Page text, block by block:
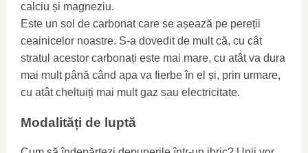
calciu și magneziu.
Este un sol de carbonat care se așează pe pereții
ceainicelor noastre. S-a dovedit de mult că, cu cât
stratul acestor carbonați este mai mare, cu atât va dura
mai mult până când apa va fierbe în el și, prin urmare,
cu atât cheltuiți mai mult gaz sau electricitate.
Modalități de luptă